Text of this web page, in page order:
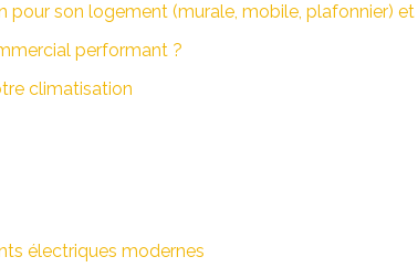
son logement (murale, mobile, plafonnier)
performant ?
climatisation
électriques modernes